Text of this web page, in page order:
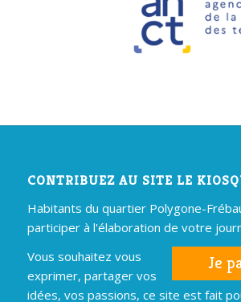
CONTRIBUEZ AU SITE LE
Habitants du quartier Polygone-
participer à l'élaboration de votre
Je
Vous souhaitez vous
exprimer, partager vos
idées, vos passions, ce site est fait